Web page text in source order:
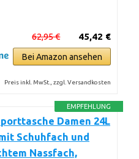
45,42 €
62,95 €
Bei Amazon ansehen
Preis inkl. MwSt., zzgl. Versandkosten
EMPFEHLUNG
Damen 24L
Schuhfach und
Nassfach,